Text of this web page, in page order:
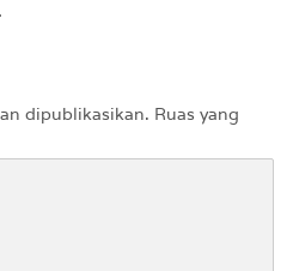
dipublikasikan. Ruas yang